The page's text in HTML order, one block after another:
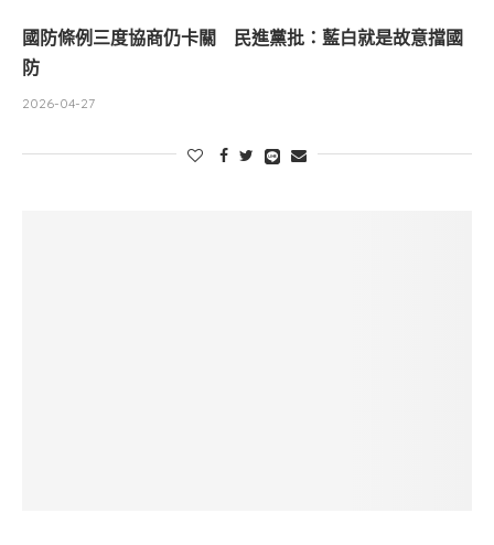
國防條例三度協商仍卡關 民進黨批：藍白就是故意擋國
防
2026-04-27